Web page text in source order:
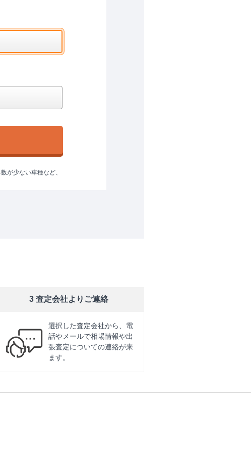
が少ない車種など、
3 査定会社よりご連絡
選択した査定会社から、電
話やメールで相場情報や出
張査定についての連絡が来
ます。